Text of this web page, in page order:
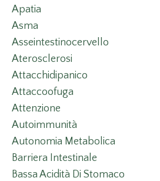
Apatia
Asma
Asseintestinocervello
Aterosclerosi
Attacchidipanico
Attaccoofuga
Attenzione
Autoimmunità
Autonomia Metabolica
Barriera Intestinale
Bassa Acidità Di Stomaco